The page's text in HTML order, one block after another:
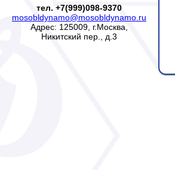
тел. +7(999)098-9370
mosobldynamo@mosobldynamo.ru
Адрес: 125009, г.Москва,
Никитский пер., д.3